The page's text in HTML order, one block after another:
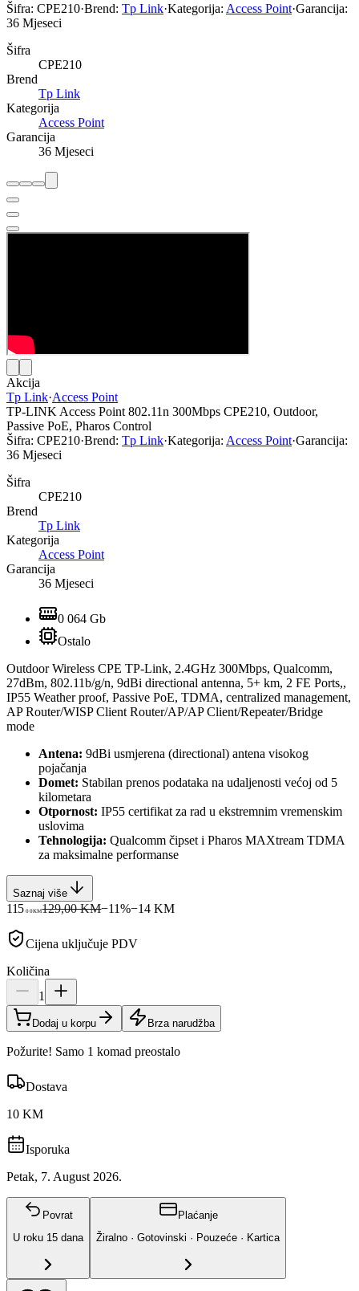
Šifra: CPE210·Brend: Tp Link·Kategorija: Access Point·Garancija:
36 Mjeseci
Šifra
CPE210
Brend
Tp Link
Kategorija
Access Point
Garancija
36 Mjeseci
Akcija
Tp Link·Access Point
TP-LINK Access Point 802.11n 300Mbps CPE210, Outdoor,
Passive PoE, Pharos Control
Šifra: CPE210·Brend: Tp Link·Kategorija: Access Point·Garancija:
36 Mjeseci
Šifra
CPE210
Brend
Tp Link
Kategorija
Access Point
Garancija
36 Mjeseci
0 064 Gb
Ostalo
Outdoor Wireless CPE TP-Link, 2.4GHz 300Mbps, Qualcomm,
27dBm, 802.11b/g/n, 9dBi directional antenna, 5+ km, 2 FE Ports,,
IP55 Weather proof, Passive PoE, TDMA, centralized management,
AP Router/WISP Client Router/AP/AP Client/Repeater/Bridge
mode
Antena: 9dBi usmjerena (directional) antena visokog
pojačanja
Domet: Stabilan prenos podataka na udaljenosti većoj od 5
kilometara
Otpornost: IP55 certifikat za rad u ekstremnim vremenskim
uslovima
Tehnologija: Qualcomm čipset i Pharos MAXtream TDMA
za maksimalne performanse
Saznaj više
115 00KM129,00 KM−11%−14 KM
Cijena uključuje PDV
Količina
1
Dodaj u korpu Brza narudžba
Požurite! Samo 1 komad preostalo
Dostava
10 KM
Isporuka
Petak, 7. August 2026.
Povrat
U roku 15 dana
Plaćanje
Žiralno · Gotovinski · Pouzeće · Kartica